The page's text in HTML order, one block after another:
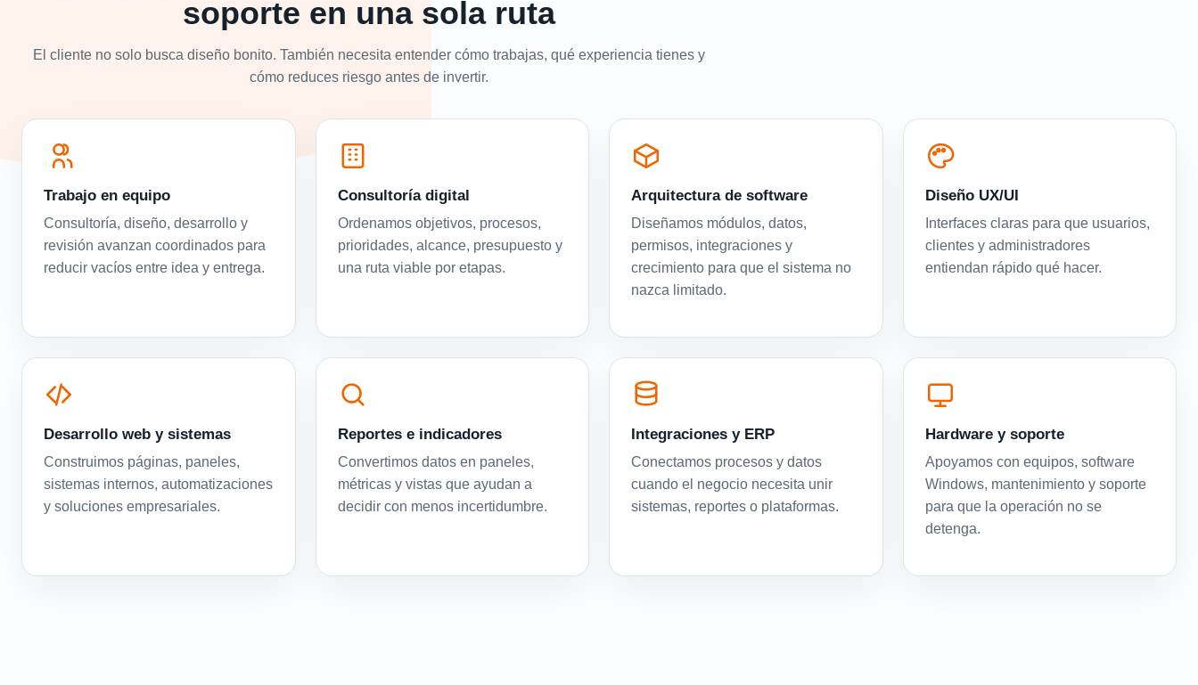
soporte en una sola ruta
El cliente no solo busca diseño bonito. También necesita entender cómo trabajas, qué experiencia tienes y
cómo reduces riesgo antes de invertir.
Trabajo en equipo
Consultoría, diseño, desarrollo y
revisión avanzan coordinados para
reducir vacíos entre idea y entrega.
Consultoría digital
Ordenamos objetivos, procesos,
prioridades, alcance, presupuesto y
una ruta viable por etapas.
Arquitectura de software
Diseñamos módulos, datos,
permisos, integraciones y
crecimiento para que el sistema no
nazca limitado.
Diseño UX/UI
Interfaces claras para que usuarios,
clientes y administradores
entiendan rápido qué hacer.
Desarrollo web y sistemas
Construimos páginas, paneles,
sistemas internos, automatizaciones
y soluciones empresariales.
Reportes e indicadores
Convertimos datos en paneles,
métricas y vistas que ayudan a
decidir con menos incertidumbre.
Integraciones y ERP
Conectamos procesos y datos
cuando el negocio necesita unir
sistemas, reportes o plataformas.
Hardware y soporte
Apoyamos con equipos, software
Windows, mantenimiento y soporte
para que la operación no se
detenga.